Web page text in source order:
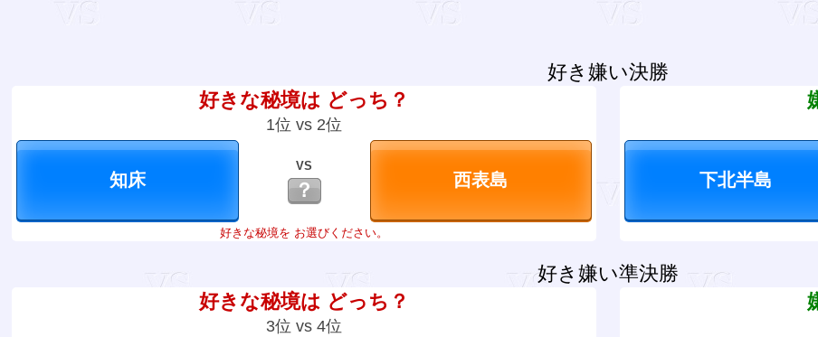
好き嫌い決勝
好きな秘境は どっち？
1位 vs 2位
VS
？
好きな秘境を お選びください。
好き嫌い準決勝
好きな秘境は どっち？
3位 vs 4位